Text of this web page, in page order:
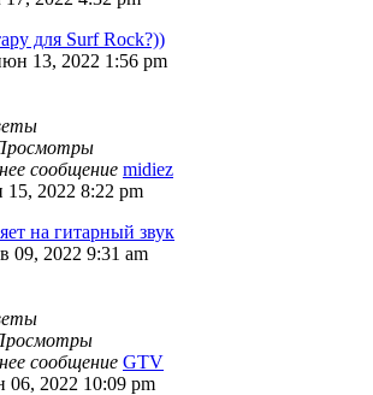
для Surf Rock?))
13, 2022 1:56 pm
сообщение midiez
2022 8:22 pm
на гитарный звук
09, 2022 9:31 am
сообщение GTV
2022 10:09 pm